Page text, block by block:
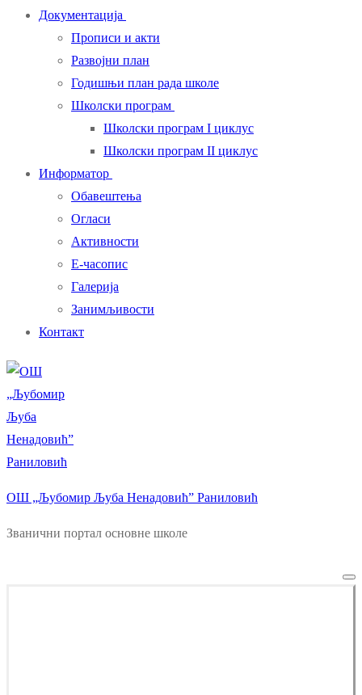
Документација
Прописи и акти
Развојни план
Годишњи план рада школе
Школски програм
Школски програм I циклус
Школски програм II циклус
Информатор
Обавештења
Огласи
Активности
Е-часопис
Галерија
Занимљивости
Контакт
ОШ „Љубомир Љуба Ненадовић” Раниловић
Званични портал основне школе